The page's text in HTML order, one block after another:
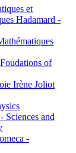
et
Hadamard -
of
Irène Joliot
and
-